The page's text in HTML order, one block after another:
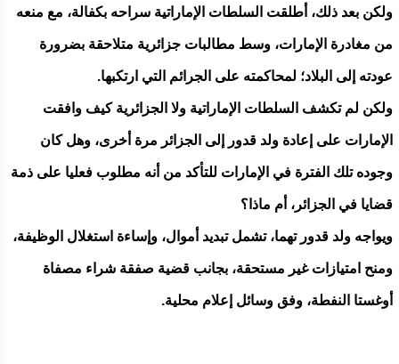
ولكن بعد ذلك، أطلقت السلطات الإماراتية سراحه بكفالة، مع منعه
من مغادرة الإمارات، وسط مطالبات جزائرية متلاحقة بضرورة
عودته إلى البلاد؛ لمحاكمته على الجرائم التي ارتكبها.
ولكن لم تكشف السلطات الإماراتية ولا الجزائرية كيف وافقت
الإمارات على إعادة ولد قدور إلى الجزائر مرة أخرى، وهل كان
وجوده تلك الفترة في الإمارات للتأكد من أنه مطلوب فعليا على ذمة
قضايا في الجزائر، أم ماذا؟
ويواجه ولد قدور تهما، تشمل تبديد أموال، وإساءة استغلال الوظيفة،
ومنح امتيازات غير مستحقة، بجانب قضية صفقة شراء مصفاة
أوغستا النفطة، وفق وسائل إعلام محلية.